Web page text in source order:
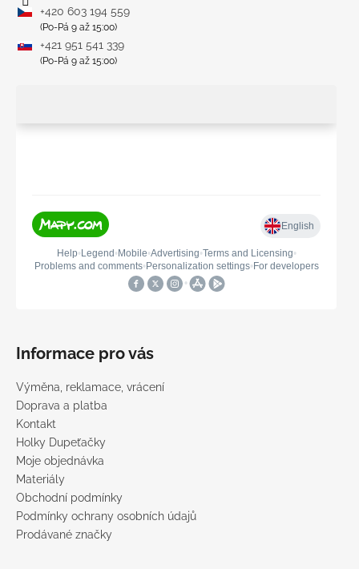
+420 603 194 559
(Po-Pá 9 až 15:00)
+421 951 541 339
(Po-Pá 9 až 15:00)
Informace pro vás
Výměna, reklamace, vrácení
Doprava a platba
Kontakt
Holky Dupeťačky
Moje objednávka
Materiály
Obchodní podmínky
Podmínky ochrany osobních údajů
Prodávané značky